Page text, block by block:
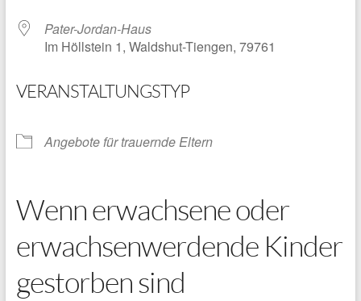
Pater-Jordan-Haus
Im Höllstein 1, Waldshut-Tiengen, 79761
VERANSTALTUNGSTYP
Angebote für trauernde Eltern
Wenn erwachsene oder
erwachsenwerdende Kinder
gestorben sind